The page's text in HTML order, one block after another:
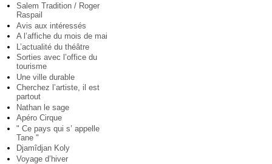
Salem Tradition / Roger
Raspail
Avis aux intéressés
A l’affiche du mois de mai
L’actualité du théâtre
Sorties avec l’office du
tourisme
Une ville durable
Cherchez l’artiste, il est
partout
Nathan le sage
Apéro Cirque
" Ce pays qui s’ appelle
Tane "
Djamîdjan Koly
Voyage d’hiver